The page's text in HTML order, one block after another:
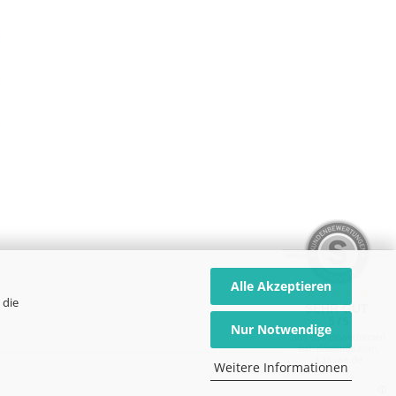
die
Alle Akzeptieren
Nur Notwendige
Weitere Informationen
SEHR GUT
aus 339 Bewertungen
bei: dawanda.com,